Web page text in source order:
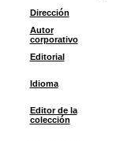
Dirección
Autor
corporativo
Editorial
Idioma
Editor de la
colección